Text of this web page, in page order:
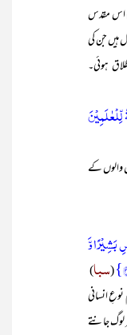
اس مقدس
ہیں جن کی
ہوئی۔
کے
وَّ
(سبا)
انسانی
لوگ جانتے